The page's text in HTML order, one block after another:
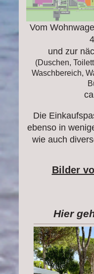
Vom
und zur
(Duschen,
Waschbereich,
Die
ebenso in
wie auch
Bilder
Hier